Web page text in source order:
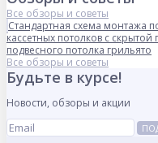
Все обзоры и советы
Стандартная схема монтажа
кассетных потолков с
подвесного потолка грильято
Все обзоры и советы
Будьте в курсе!
Новости, обзоры и акции